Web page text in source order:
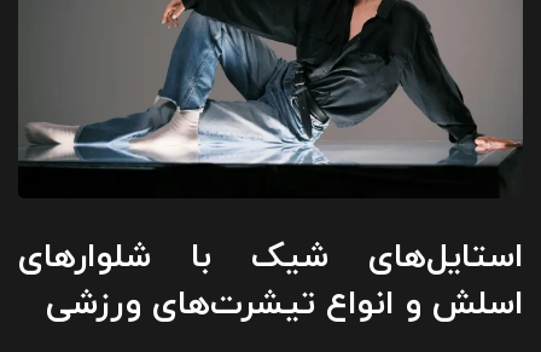
استایل‌های شیک با شلوارهای
اسلش و انواع تیشرت‌های ورزشی